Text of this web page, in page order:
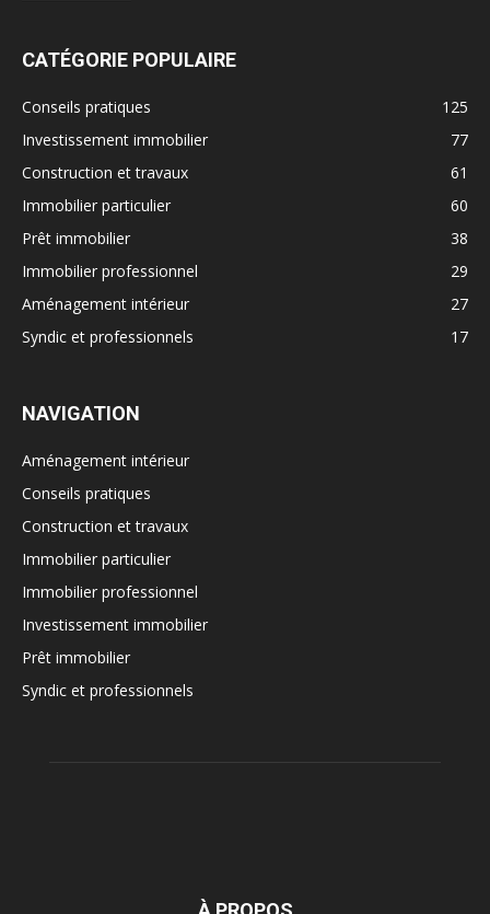
CATÉGORIE POPULAIRE
Conseils pratiques
125
Investissement immobilier
77
Construction et travaux
61
Immobilier particulier
60
Prêt immobilier
38
Immobilier professionnel
29
Aménagement intérieur
27
Syndic et professionnels
17
NAVIGATION
Aménagement intérieur
Conseils pratiques
Construction et travaux
Immobilier particulier
Immobilier professionnel
Investissement immobilier
Prêt immobilier
Syndic et professionnels